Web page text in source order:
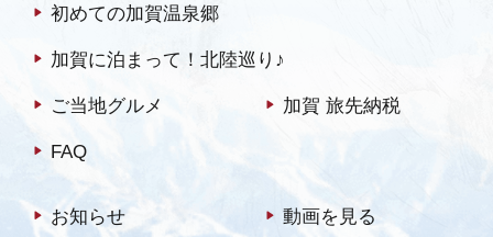
初めての加賀温泉郷
加賀に泊まって！北陸巡り♪
ご当地グルメ 加賀 旅先納税
FAQ
お知らせ 動画を見る